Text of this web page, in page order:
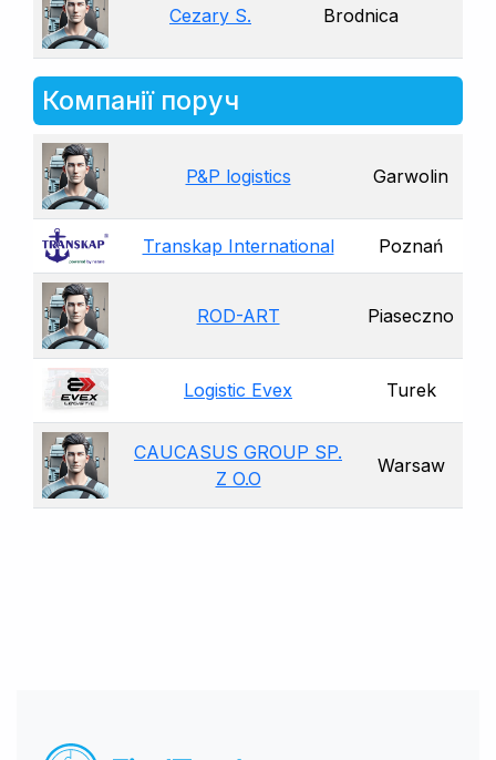
Cezary S. Brodnica
Компанії поруч
P&P logistics Garwolin
Transkap International Poznań
ROD-ART Piaseczno
Logistic Evex Turek
CAUCASUS GROUP SP.
Z O.O
Warsaw